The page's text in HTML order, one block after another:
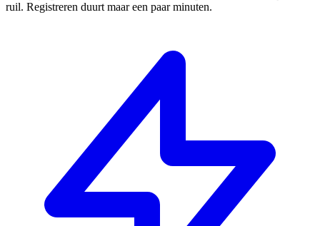
ruil. Registreren duurt maar een paar minuten.